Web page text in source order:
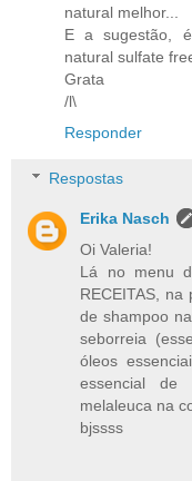
natural melhor...
E a sugestão,
natural sulfate
Grata
/l\
Responder
Respostas
Erika Nasch
Oi Valeria!
Lá no menu
RECEITAS,
de shampoo
seborreia
óleos
essencial de
melaleuca na
bjssss